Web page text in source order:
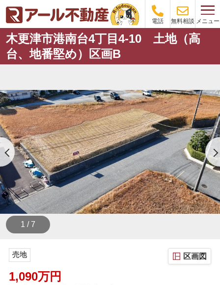
電話 無料相談 メニュー
木更津市港南台4丁目4-10 土地（高
台、地番堅め）区画B
1 / 7
売地 区画図
1,090万円